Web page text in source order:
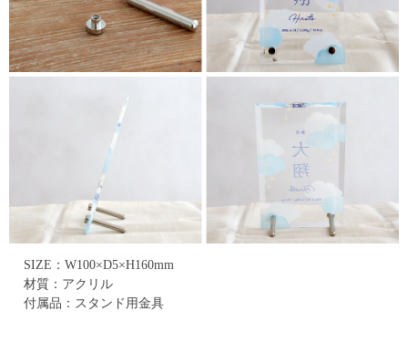
SIZE：W100×D5×H160mm
材質：アクリル
付属品：スタンド用金具